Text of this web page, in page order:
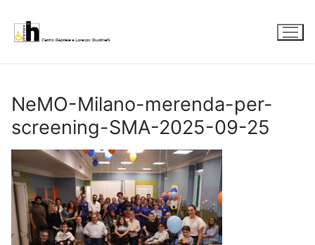
contenuto
NeMO-Milano-merenda-per-
screening-SMA-2025-09-25